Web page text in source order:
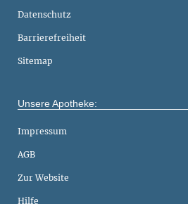
Datenschutz
Barrierefreiheit
Sitemap
Unsere Apotheke:
Impressum
AGB
Zur Website
Hilfe